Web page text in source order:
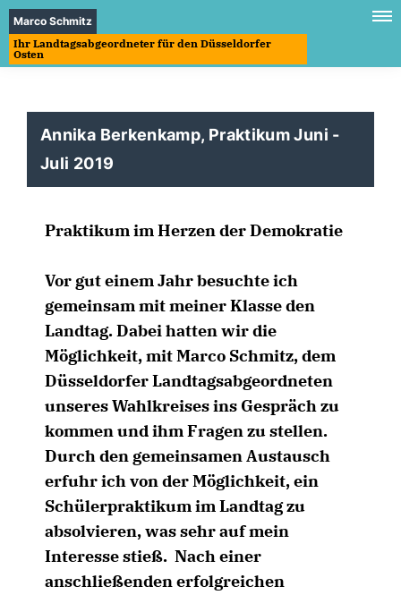
Marco Schmitz
Ihr Landtagsabgeordneter für den Düsseldorfer
Osten
Annika Berkenkamp, Praktikum Juni -
Juli 2019
Praktikum im Herzen der Demokratie
Vor gut einem Jahr besuchte ich
gemeinsam mit meiner Klasse den
Landtag. Dabei hatten wir die
Möglichkeit, mit Marco Schmitz, dem
Düsseldorfer Landtagsabgeordneten
unseres Wahlkreises ins Gespräch zu
kommen und ihm Fragen zu stellen.
Durch den gemeinsamen Austausch
erfuhr ich von der Möglichkeit, ein
Schülerpraktikum im Landtag zu
absolvieren, was sehr auf mein
Interesse stieß. Nach einer
anschließenden erfolgreichen